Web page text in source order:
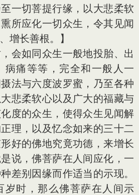
一切菩提行缘，以大悲柔软
所应化一切众生，令其见闻
增长善根。】
会如同众生一般地投胎、出
病痛等等，完全和一般人一
法与六度波罗蜜，乃至各种
悲柔软心以及广大的福藏与
度的众生，使得众生见闻解
理，以及忆念如来的三十二
好的佛地究竟功德，来增长
说，佛菩萨在人间应化，一
差别因缘而作适当的示现。
岁时，那么佛菩萨在人间示